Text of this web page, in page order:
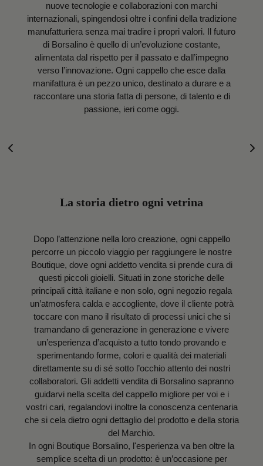
nuove tecnologie e collaborazioni con marchi
internazionali, spingendosi oltre i confini della tradizione
manufatturiera senza mai tradire i propri valori. Il futuro
di Borsalino è quello di un’evoluzione costante,
alimentata dal rispetto per il passato e dall’impegno
verso l’innovazione. Ogni cappello che esce dalla
manifattura è un pezzo unico, destinato a durare e a
raccontare una storia fatta di persone, di talento e di
passione, ieri come oggi.
La storia dietro ogni vetrina
Dopo l’attenzione nella loro creazione, ogni cappello
percorre un piccolo viaggio per raggiungere le nostre
Boutique, dove ogni addetto vendita si prende cura di
questi piccoli gioielli. Situati in zone storiche delle
principali città italiane e non solo, ogni negozio regala
un’atmosfera calda e accogliente, dove il cliente potrà
toccare con mano il risultato di processi unici che si
tramandano di generazione in generazione e vivere
un’esperienza d’acquisto a tutto tondo provando e
sperimentando forme, colori e qualità dei materiali
direttamente su di sé sotto l’occhio attento dei nostri
collaboratori. Gli addetti vendita di Borsalino sapranno
guidarvi nella scelta del cappello migliore per voi e i
vostri cari, regalandovi inoltre la conoscenza centenaria
che si cela dietro ogni dettaglio del prodotto e della storia
del Marchio.
In ogni Boutique Borsalino, l'esperienza va ben oltre la
semplice scelta di un prodotto: è un’occasione per